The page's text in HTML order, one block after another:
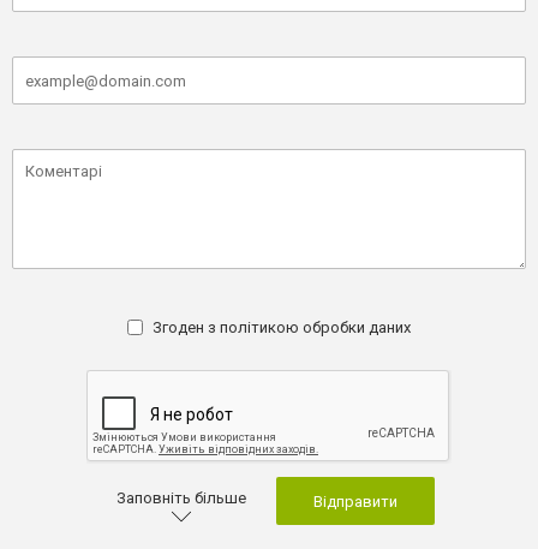
Згоден з політикою обробки даних
Заповніть більше Відправити